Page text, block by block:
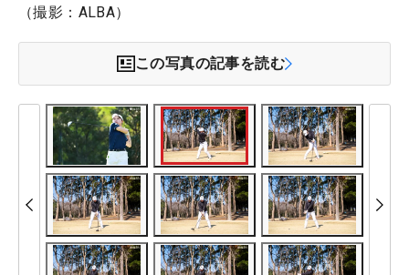
（撮影：ALBA）
この写真の記事を読む